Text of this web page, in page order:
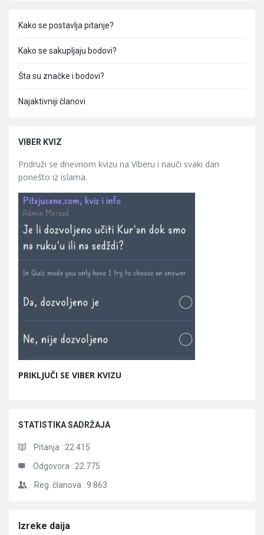
Kako se postavlja pitanje?
Kako se sakupljaju bodovi?
Šta su značke i bodovi?
Najaktivniji članovi
VIBER KVIZ
Pridruži se dnevnom kvizu na Viberu i nauči svaki dan
ponešto iz islama.
PRIKLJUČI SE VIBER KVIZU
STATISTIKA SADRŽAJA
Pitanja : 22.415
Odgovora : 22.775
Reg. članova : 9.863
Članci
Izreke daija